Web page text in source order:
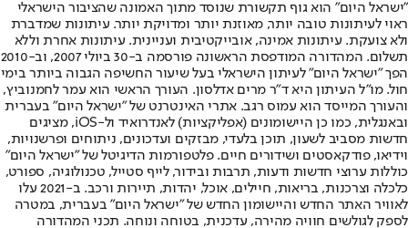
"ישראל היום" הוא גוף תקשורת שנוסד מתוך האמונה שהציבור הישראלי
ראוי לעיתונות טובה יותר, מאוזנת יותר ומדויקת יותר. עיתונות שמדברת
ולא צועקת. עיתונות אמינה, אובייקטיבית ועניינית. עיתונות אחרת וללא
תשלום. המהדורה המודפסת הראשונה פורסמה ב-30 ביולי 2007, וב-2010
הפך "ישראל היום" לעיתון הישראלי בעל שיעור החשיפה הגבוה ביותר בימי
חול. מו"ל העיתון היא ד"ר מרים אדלסון. העורך הראשי הוא עמר לחמנוביץ,
והעורך המייסד הוא עמוס רגב. אתרי האינטרנט של "ישראל היום" בעברית
ובאנגלית, כמו כן היישומונים (אפליקציות) לאנדרואיד ול-iOS, מציגים
חדשות מסביב לשעון, תוכן בלעדי, מבזקים ועדכונים, ניתוחים ופרשנויות,
וידיאו, פודקאסטים ושידורים חיים. פלטפורמות הדיגיטל של "ישראל היום"
כוללות ערוצי חדשות ודעות, תרבות ובידור, לייף סטייל, טכנולוגיה, ספורט,
כלכלה וצרכנות, בריאות, חיילים, אוכל, יהדות, תיירות ורכב. ב-2021 עלו
לאוויר האתר החדש והיישומון החדש של "ישראל היום" בעברית, במטרה
לספק לגולשים חוויה מהירה, עדכנית, בטוחה ונוחה. תכני המהדורה